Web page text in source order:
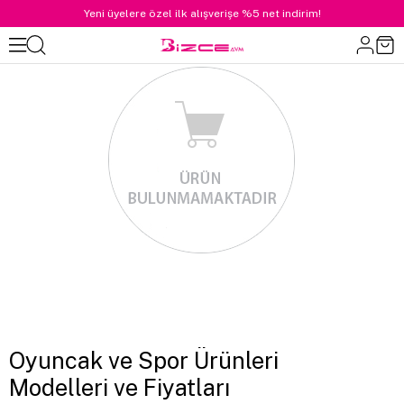
Yeni üyelere özel ilk alışverişe %5 net indirim!
Oyuncak ve Spor Ürünleri
Modelleri ve Fiyatları